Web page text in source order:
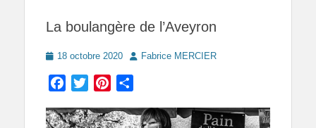
La boulangère de l’Aveyron
Posted
18 octobre 2020 AuthorFabrice MERCIER
Facebook
TwitterPinterest